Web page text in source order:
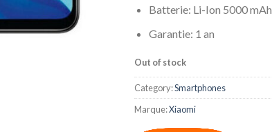
Batterie: Li-Ion 5000 mAh
Garantie: 1 an
Out of stock
Category:Smartphones
Marque:Xiaomi